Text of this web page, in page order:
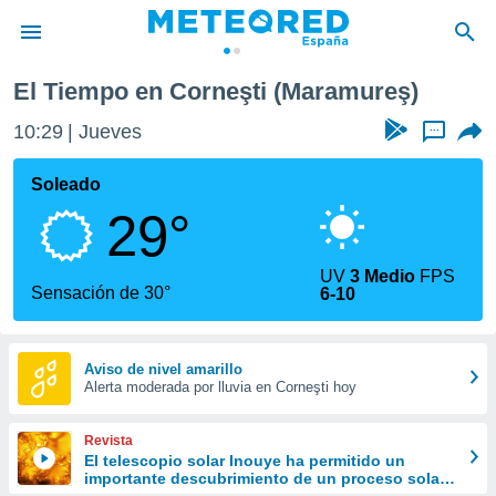
de
por
que se
calidad.
a este
las
y
forma
digital
basada
El Tiempo en Corneşti (Maramureş)
10:29 Jueves ...
Soleado
29°
Sensación de 30°
UV3 Medio FPS
6-10
Aviso de nivel amarillo
Alerta moderada por lluvia en Corneşti hoy
Revista
El telescopio solar Inouye ha permitido un
importante descubrimiento de un proceso solar